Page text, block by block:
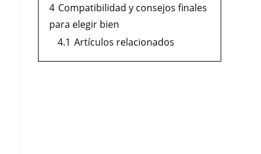
4 Compatibilidad y consejos finales
para elegir bien
4.1 Artículos relacionados